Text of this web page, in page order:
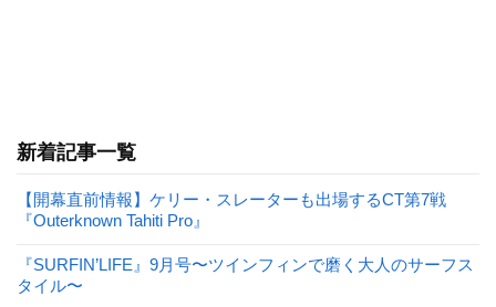
新着記事一覧
【開幕直前情報】ケリー・スレーターも出場するCT第7戦
『Outerknown Tahiti Pro』
『SURFIN’LIFE』9月号〜ツインフィンで磨く大人のサーフス
タイル〜